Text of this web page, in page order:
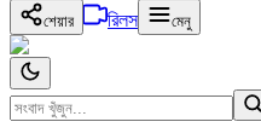
শেয়ার রিলস মেনু